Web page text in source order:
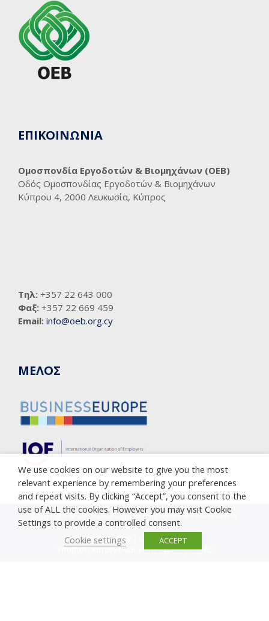
ΕΠΙΚΟΙΝΩΝΙΑ
Ομοσπονδία Εργοδοτών & Βιομηχάνων (ΟΕΒ)
Οδός Ομοσπονδίας Εργοδοτών & Βιομηχάνων
Κύπρου 4, 2000 Λευκωσία, Κύπρος
Τηλ: +357 22 643 000
Φαξ: +357 22 669 459
Email: info@oeb.org.cy
ΜΕΛΟΣ
Copyright © 2005-2023 Cyprus Employers & Industrialists
Federation (OEB)
Privacy Policy
Cookie Policy
Υποβολή καταγγελίας κατά της διαφθοράς
We use cookies on our website to give you the most
relevant experience by remembering your preferences
and repeat visits. By clicking “Accept”, you consent to the
use of ALL the cookies. However you may visit Cookie
Settings to provide a controlled consent.
Cookie settings
ACCEPT